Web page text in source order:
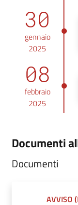
30
gennaio
2025
08
febbraio
2025
Documenti
Documenti
AVVISO (